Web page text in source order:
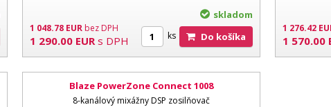
1 048.78 EURbez DPH
1 290.00 EUR s DPH
skladom
ks Do košíka
1 276.42
1 570.00
Blaze PowerZone Connect 1008
8-kanálový mixážny DSP zosilňovač